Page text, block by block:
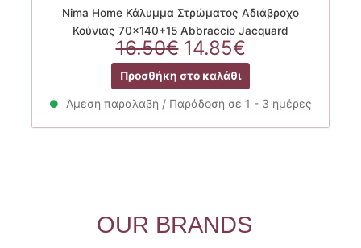
Nima Home Κάλυμμα Στρώματος Αδιάβροχο
Κούνιας 70×140+15 Abbraccio Jacquard
16.50€ Original
price
was:
16.50€.
14.85€Η
τρέχουσα
τιμή
είναι:
14.85€.
Προσθήκη στο καλάθι
Άμεση παραλαβή / Παράδοση σε 1 - 3 ημέρες
OUR BRANDS